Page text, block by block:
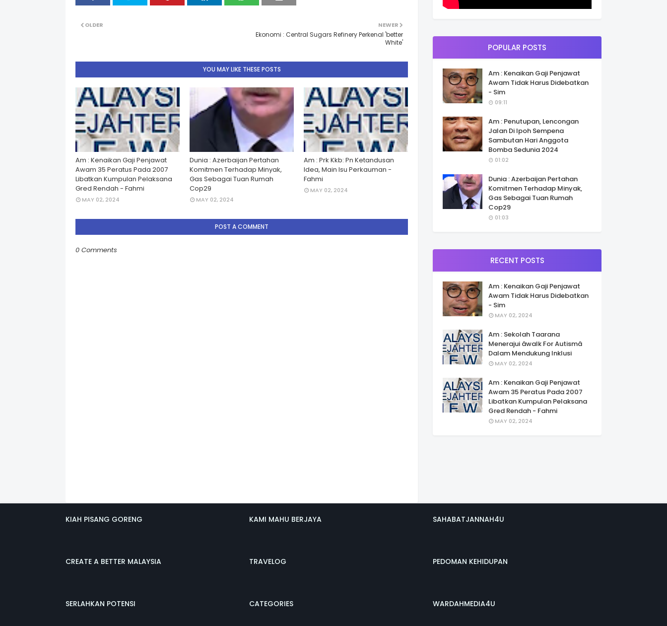
NEWER
Ekonomi : Central Sugars Refinery Perkenal 'better
White'
OLDER
YOU MAY LIKE THESE POSTS
Am : Kenaikan Gaji Penjawat
Awam 35 Peratus Pada 2007
Libatkan Kumpulan Pelaksana
Gred Rendah - Fahmi
MAY 02, 2024
Dunia : Azerbaijan Pertahan
Komitmen Terhadap Minyak,
Gas Sebagai Tuan Rumah
Cop29
MAY 02, 2024
Am : Prk Kkb: Pn Ketandusan
Idea, Main Isu Perkauman -
Fahmi
MAY 02, 2024
POST A COMMENT
0 Comments
POPULAR POSTS
Am : Kenaikan Gaji Penjawat
Awam Tidak Harus Didebatkan
- Sim
09:11
Am : Penutupan, Lencongan
Jalan Di Ipoh Sempena
Sambutan Hari Anggota
Bomba Sedunia 2024
01:02
Dunia : Azerbaijan Pertahan
Komitmen Terhadap Minyak,
Gas Sebagai Tuan Rumah
Cop29
01:03
RECENT POSTS
Am : Kenaikan Gaji Penjawat
Awam Tidak Harus Didebatkan
- Sim
MAY 02, 2024
Am : Sekolah Taarana
Menerajui âwalk For Autismâ
Dalam Mendukung Inklusi
MAY 02, 2024
Am : Kenaikan Gaji Penjawat
Awam 35 Peratus Pada 2007
Libatkan Kumpulan Pelaksana
Gred Rendah - Fahmi
MAY 02, 2024
KIAH PISANG GORENG
CREATE A BETTER MALAYSIA
SERLAHKAN POTENSI
KAMI MAHU BERJAYA
TRAVELOG
CATEGORIES
SAHABATJANNAH4U
PEDOMAN KEHIDUPAN
WARDAHMEDIA4U